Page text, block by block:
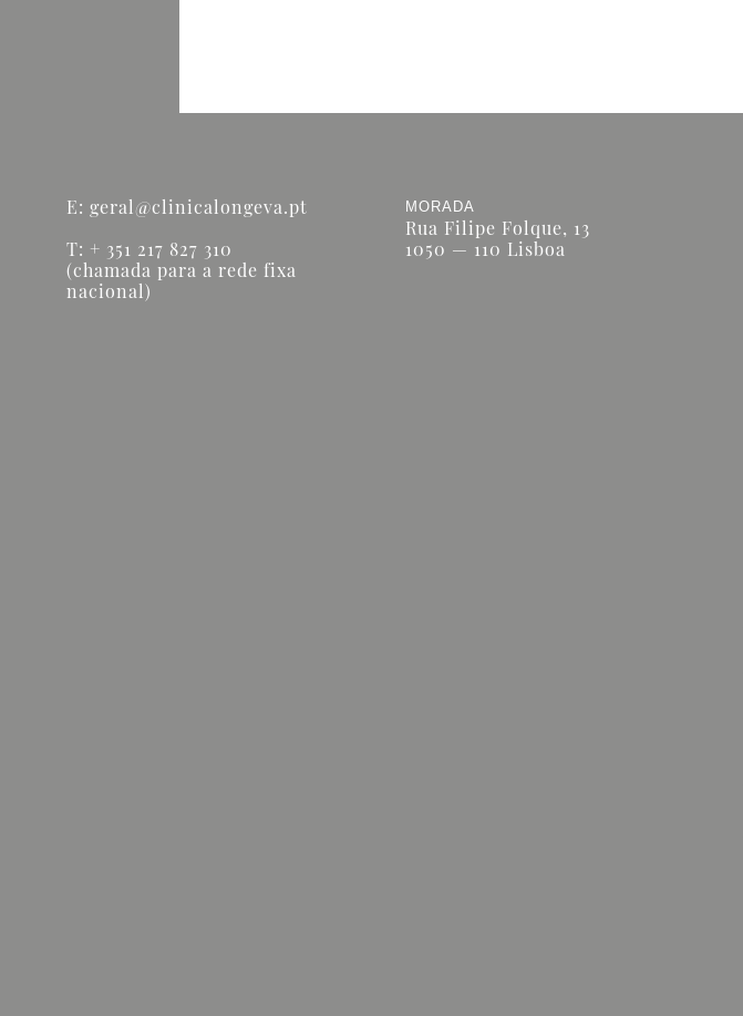
Política de Privacidade
E: geral@clinicalongeva.pt
T: + 351 217 827 310
(chamada para a rede fixa
nacional)
MORADA
Rua Filipe Folque, 13
1050 — 110 Lisboa